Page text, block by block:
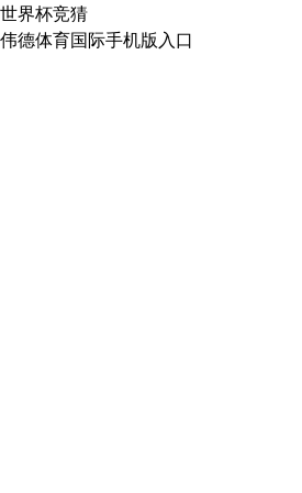
世界杯竞猜
伟德体育国际手机版入口